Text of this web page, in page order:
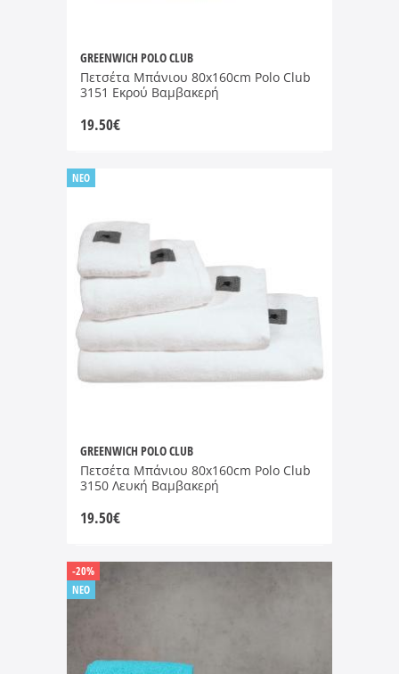
GREENWICH POLO CLUB
Πετσέτα Μπάνιου 80x160cm Polo Club
3151 Εκρού Βαμβακερή
19.50€
GREENWICH POLO CLUB
Πετσέτα Μπάνιου 80x160cm Polo Club
3150 Λευκή Βαμβακερή
19.50€
NEO
-20%
NEO